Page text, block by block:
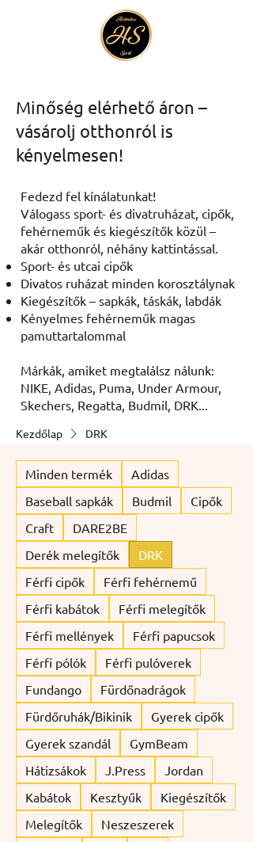
Minőség elérhető áron –
vásárolj otthonról is
kényelmesen!
Fedezd fel kínálatunkat!
Válogass sport- és divatruházat, cipők,
fehérneműk és kiegészítők közül –
akár otthonról, néhány kattintással.
Sport- és utcai cipők
Divatos ruházat minden korosztálynak
Kiegészítők – sapkák, táskák, labdák
Kényelmes fehérneműk magas
pamuttartalommal
Márkák, amiket megtalálsz nálunk:
NIKE, Adidas, Puma, Under Armour,
Skechers, Regatta, Budmil, DRK...
Kezdőlap DRK
Minden termék
Adidas
Baseball sapkák
Budmil
Cipők
Craft
DARE2BE
Derék melegítők
DRK
Férfi cipők
Férfi fehérnemű
Férfi kabátok
Férfi melegítők
Férfi mellények
Férfi papucsok
Férfi pólók
Férfi pulóverek
Fundango
Fürdőnadrágok
Fürdőruhák/Bikinik
Gyerek cipők
Gyerek szandál
GymBeam
Hátizsákok
J.Press
Jordan
Kabátok
Kesztyűk
Kiegészítők
Melegítők
Neszeszerek